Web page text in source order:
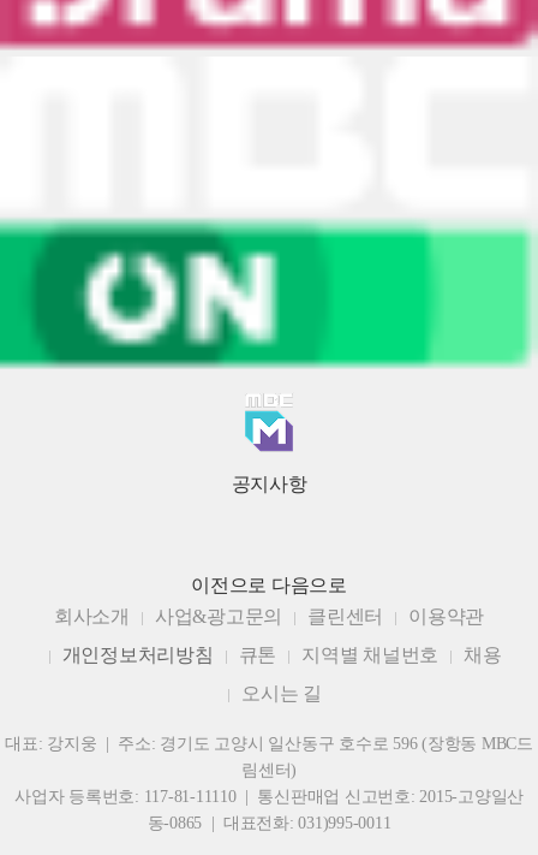
공지사항
이전으로 다음으로
회사소개
사업&광고문의 클린센터
이용약관
개인정보처리방침
큐톤 지역별 채널번호
채용
오시는 길
대표: 강지웅 | 주소: 경기도 고양시 일산동구 호수로 596 (장항동 MBC드
림센터)
사업자 등록번호: 117-81-11110 | 통신판매업 신고번호: 2015-고양일산
동-0865 | 대표전화: 031)995-0011